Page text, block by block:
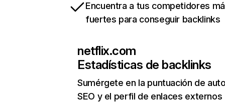
Encuentra a tus competidores
fuertes para conseguir backlinks
netflix.com
Estadísticas de backlinks
Sumérgete en la puntuación de
SEO y el perfil de enlaces externos